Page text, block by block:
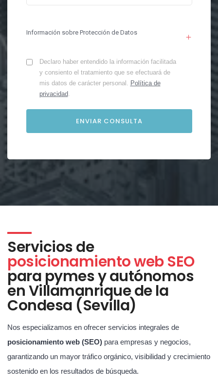
Información sobre Protección de Datos
Declaro haber entendido la información facilitada
y consiento el tratamiento que se efectuará de
mis datos de carácter personal. Política de
privacidad.
Servicios de
posicionamiento web SEO
para pymes y autónomos
en Villamanrique de la
Condesa (Sevilla)
Nos especializamos en ofrecer servicios integrales de
posicionamiento web (SEO) para empresas y negocios,
garantizando un mayor tráfico orgánico, visibilidad y crecimiento
sostenido en los resultados de búsqueda.